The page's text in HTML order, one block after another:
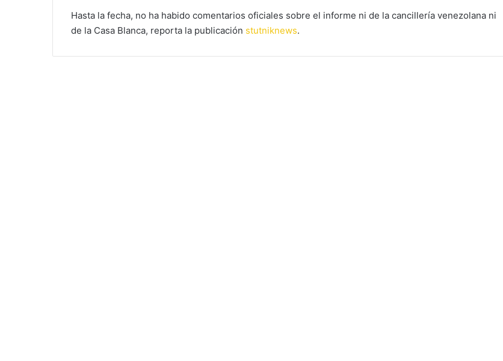
Hasta la fecha, no ha habido comentarios oficiales sobre el informe ni de la cancillería venezolana ni
de la Casa Blanca, reporta la publicación stutniknews.